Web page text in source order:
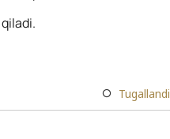
Tugallandi